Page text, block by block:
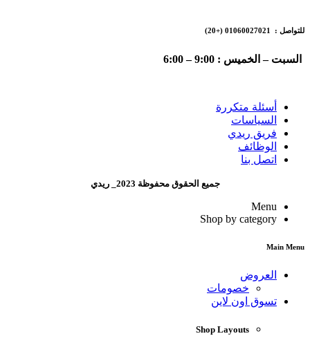
للتواصل : 01060027021 (+20)
السبت – الخميس : 9:00 – 6:00
أسئلة متكررة
السياسات
فريق ريدي
الوظائف
اتصل بنا
جميع الحقوق محفوظة 2023_ ريدي
Menu
Shop by category
Main Menu
العروض
خصومات
تسوق اون لاين
Shop Layouts